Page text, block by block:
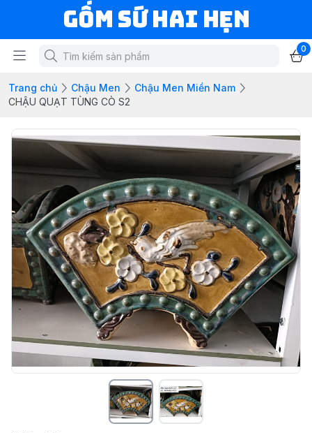
Gốm Sứ Hai Hẹn
0
Trang chủ Chậu Men
Chậu Men Miền Nam
CHẬU QUẠT TÙNG CÒ S2